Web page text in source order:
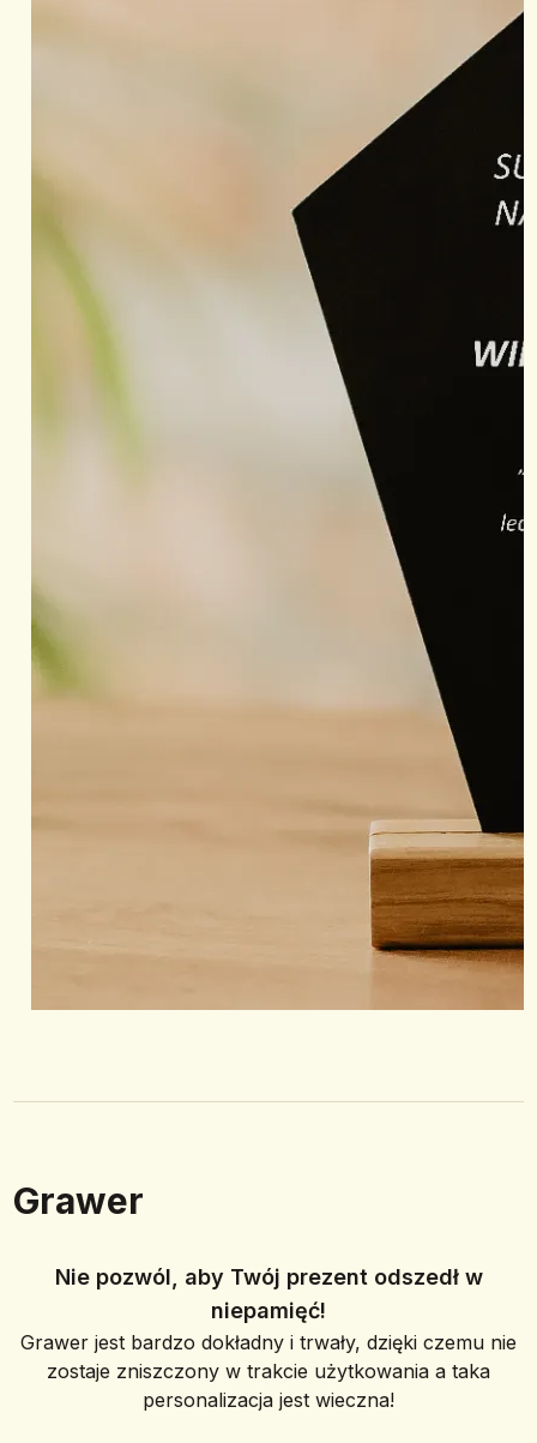
Grawer
Nie pozwól, aby Twój prezent odszedł w
niepamięć!
Grawer jest bardzo dokładny i trwały, dzięki czemu nie
zostaje zniszczony w trakcie użytkowania a taka
personalizacja jest wieczna!